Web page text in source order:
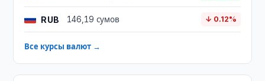
RUB 146,19 сумов ↓ 0.12%
Все курсы валют →